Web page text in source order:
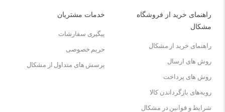
راهنمای خرید از فروشگاه
مشکال
راهنمای خرید از مشکال
روش های ارسال
روش های پرداخت
رویه‌های بازگرداندن کالا
شرایط و قوانین در مشکال
خدمات مشتریان
پیگیری سفارشات
حریم خصوصی
پرسش های متداول از مشکال